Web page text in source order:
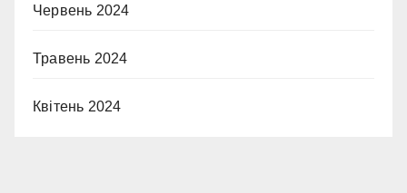
Червень 2024
Травень 2024
Квітень 2024